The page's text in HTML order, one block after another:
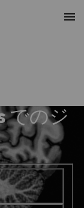
でのジ